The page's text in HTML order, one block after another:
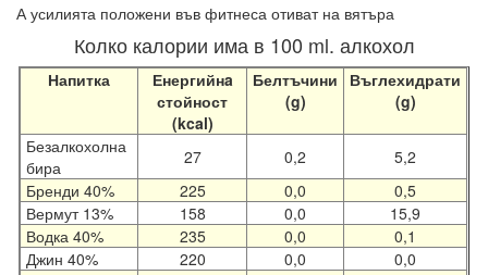
А усилията положени във фитнеса отиват на вятъра
Колко калории има в 100 ml. алкохол
Напитка
Енергийнa
стойност
(kcal)
Белтъчини
(g)
Въглехидрати
(g)
Безалкохолна
бира
27 0,2
5,2
Бренди 40%
225 0,0
0,5
Вермут 13%
158 0,0
15,9
Водка 40%
235 0,0
0,1
Джин 40%
220 0,0
0,0